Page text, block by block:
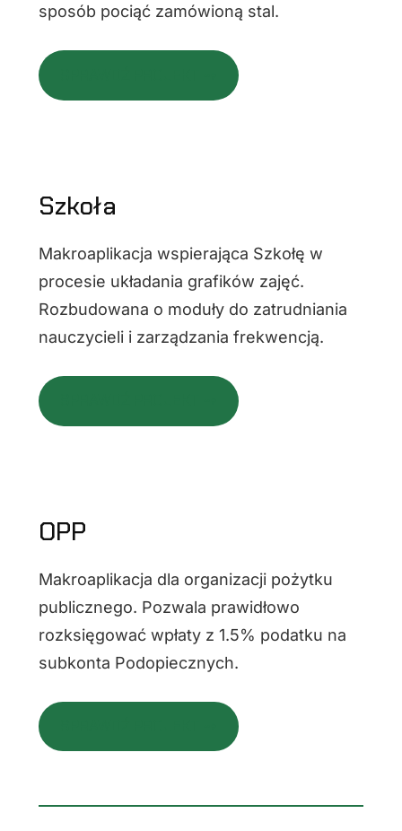
sposób pociąć zamówioną stal.
Szkoła
Makroaplikacja wspierająca Szkołę w
procesie układania grafików zajęć.
Rozbudowana o moduły do zatrudniania
nauczycieli i zarządzania frekwencją.
OPP
Makroaplikacja dla organizacji pożytku
publicznego. Pozwala prawidłowo
rozksięgować wpłaty z 1.5% podatku na
subkonta Podopiecznych.